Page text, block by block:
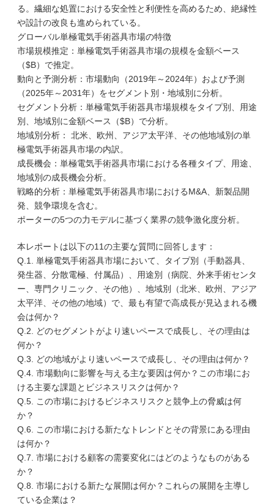
る。繊細な処置における安全性と利便性を高めるため、絶縁性
や設計の改良も進められている。
グローバル単極電気手術器具市場の特徴
市場規模推定：単極電気手術器具市場の規模を金額ベース
（$B）で推定。
動向と予測分析：市場動向（2019年～2024年）および予測
（2025年～2031年）をセグメント別・地域別に分析。
セグメント分析：単極電気手術器具市場規模をタイプ別、用途
別、地域別に金額ベース（$B）で分析。
地域別分析： 北米、欧州、アジア太平洋、その他地域別の単
極電気手術器具市場の内訳。
成長機会：単極電気手術器具市場における各種タイプ、用途、
地域別の成長機会分析。
戦略的分析：単極電気手術器具市場におけるM&A、新製品開
発、競争環境を含む。
ポーターの5つの力モデルに基づく業界の競争激化度分析。
本レポートは以下の11の主要な質問に回答します：
Q.1. 単極電気手術器具市場において、タイプ別（手動器具、
発生器、分散電極、付属品）、用途別（病院、外来手術センタ
ー、専門クリニック、その他）、地域別（北米、欧州、アジア
太平洋、その他の地域）で、最も有望で高成長が見込まれる機
会は何か？
Q.2. どのセグメントがより速いペースで成長し、その理由は
何か？
Q.3. どの地域がより速いペースで成長し、その理由は何か？
Q.4. 市場動向に影響を与える主な要因は何か？この市場にお
ける主要な課題とビジネスリスクは何か？
Q.5. この市場におけるビジネスリスクと競争上の脅威は何
か？
Q.6. この市場における新たなトレンドとその背景にある理由
は何か？
Q.7. 市場における顧客の需要変化にはどのようなものがある
か？
Q.8. 市場における新たな展開は何か？これらの展開を主導し
ている企業は？